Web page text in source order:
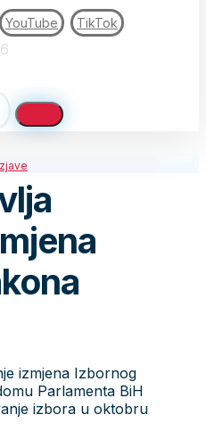
YouTube TikTok
izmjena Izbornog
Parlamenta BiH
izbora u oktobru